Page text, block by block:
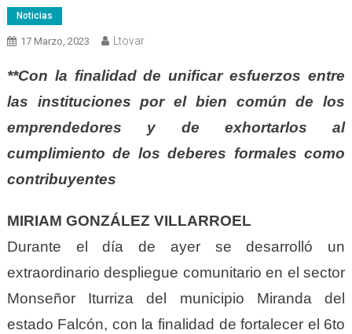
Noticias
17 Marzo, 2023 Ltovar
**Con la finalidad de unificar esfuerzos entre
las instituciones por el bien común de los
emprendedores y de exhortarlos al
cumplimiento de los deberes formales como
contribuyentes
MIRIAM GONZÁLEZ VILLARROEL
Durante el día de ayer se desarrolló un
extraordinario despliegue comunitario en el sector
Monseñor Iturriza del municipio Miranda del
estado Falcón, con la finalidad de fortalecer el 6to